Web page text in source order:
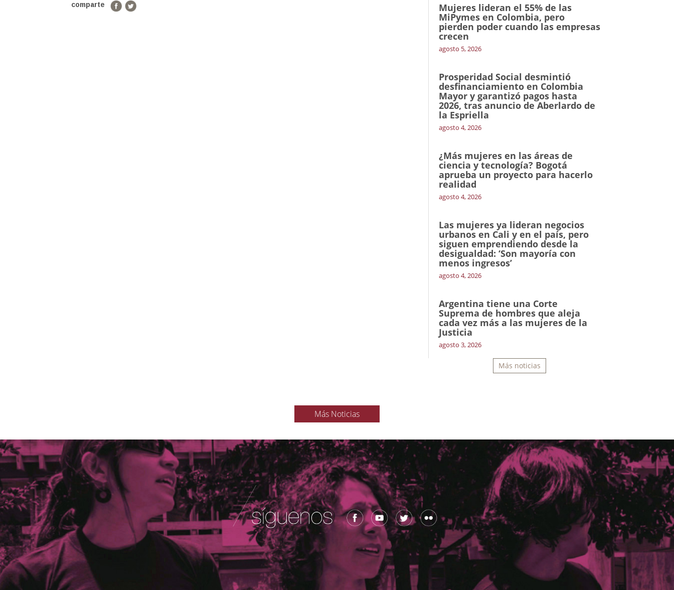
comparte Mujeres lideran el 55% de las
MiPymes en Colombia, pero
pierden poder cuando las empresas
crecen
agosto 5, 2026
Prosperidad Social desmintió
desfinanciamiento en Colombia
Mayor y garantizó pagos hasta
2026, tras anuncio de Aberlardo de
la Espriella
agosto 4, 2026
¿Más mujeres en las áreas de
ciencia y tecnología? Bogotá
aprueba un proyecto para hacerlo
realidad
agosto 4, 2026
Las mujeres ya lideran negocios
urbanos en Cali y en el país, pero
siguen emprendiendo desde la
desigualdad: ‘Son mayoría con
menos ingresos’
agosto 4, 2026
Argentina tiene una Corte
Suprema de hombres que aleja
cada vez más a las mujeres de la
Justicia
agosto 3, 2026
Más noticias
Más Noticias